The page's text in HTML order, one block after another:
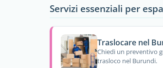
Servizi essenziali per
Traslocare nel
Chiedi un preventivo
trasloco nel Burundi.